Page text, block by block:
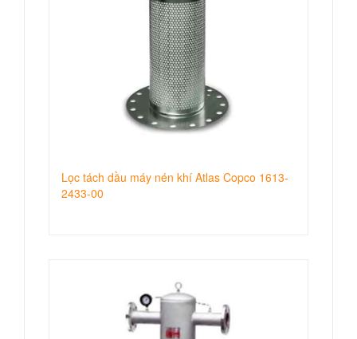
Lọc tách dầu máy nén khí Atlas Copco 1613-
2433-00